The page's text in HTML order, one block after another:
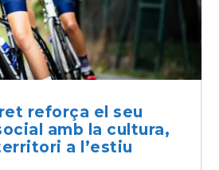
reforça el seu
amb la cultura,
a l’estiu